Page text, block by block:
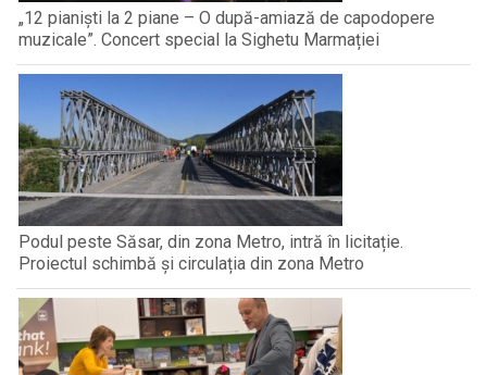
„12 pianiști la 2 piane – O după-amiază de capodopere
muzicale”. Concert special la Sighetu Marmației
Podul peste Săsar, din zona Metro, intră în licitație.
Proiectul schimbă și circulația din zona Metro